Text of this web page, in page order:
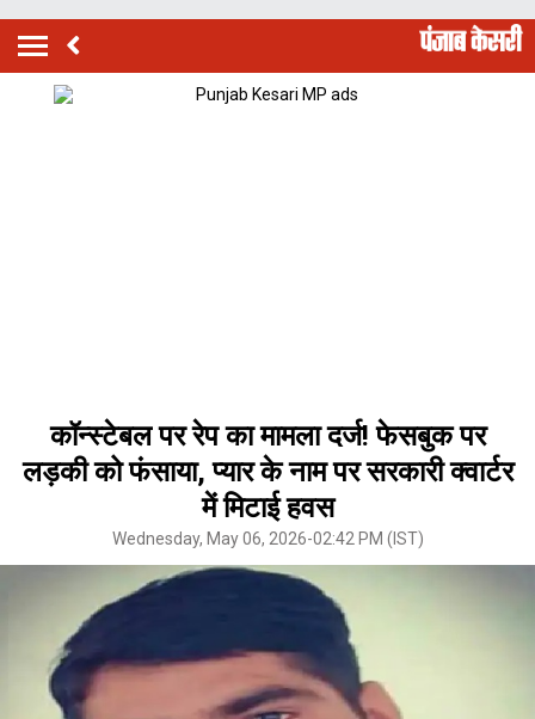
कॉन्स्टेबल पर रेप का मामला दर्ज! फेसबुक पर
लड़की को फंसाया, प्यार के नाम पर सरकारी क्वार्टर
में मिटाई हवस
Wednesday, May 06, 2026-02:42 PM (IST)